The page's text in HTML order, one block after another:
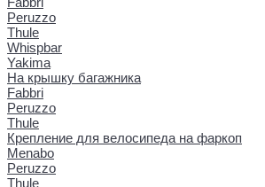
Peruzzo
Thule
Whispbar
Yakima
На крышку багажника
Fabbri
Peruzzo
Thule
Крепление для велосипеда на фаркоп
Menabo
Peruzzo
Thule